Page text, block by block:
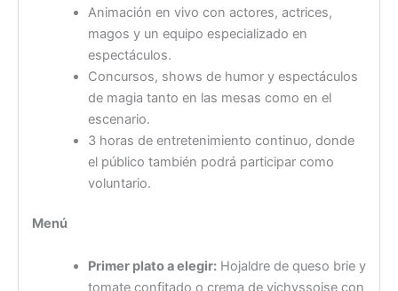
Animación en vivo con actores, actrices,
magos y un equipo especializado en
espectáculos.
Concursos, shows de humor y espectáculos
de magia tanto en las mesas como en el
escenario.
3 horas de entretenimiento continuo, donde
el público también podrá participar como
voluntario.
Menú
Primer plato a elegir: Hojaldre de queso brie y
tomate confitado o crema de vichyssoise con